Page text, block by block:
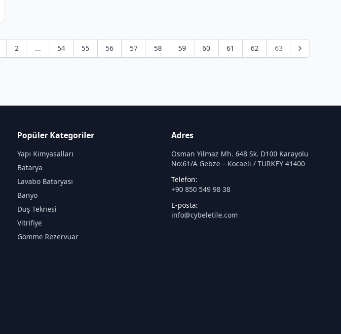
2 ... 54 55 56 57 58 59 60 61 62 63
Popüler Kategoriler
Yapı Kimyasalları
Batarya
Lavabo Bataryası
Banyo
Duş Teknesi
Vitrifiye
Gömme Rezervuar
Adres
Osman Yilmaz Mh. 648 Sk. D100 Karayolu
No:61/A Gebze – Kocaeli / TURKEY 41400
Telefon:
+90 850 549 98 38
E-posta:
info@cybeletile.com